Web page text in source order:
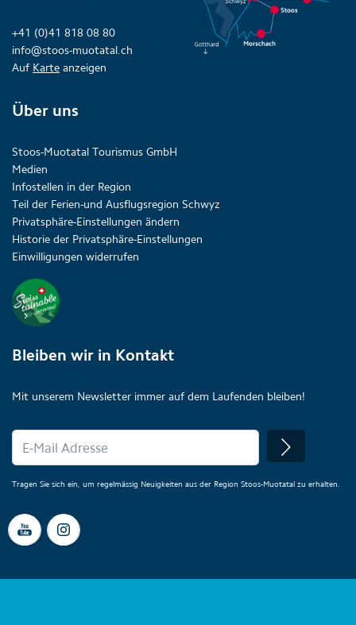
+41 (0)41 818 08 80
info@stoos-muotatal.ch
Auf Karte anzeigen
Über uns
Stoos-Muotatal Tourismus GmbH
Medien
Infostellen in der Region
Teil der Ferien-und Ausflugsregion Schwyz
Privatsphäre-Einstellungen ändern
Historie der Privatsphäre-Einstellungen
Einwilligungen widerrufen
Bleiben wir in Kontakt
Mit unserem Newsletter immer auf dem Laufenden bleiben!
Tragen Sie sich ein, um regelmässig Neuigkeiten aus der Region Stoos-Muotatal zu erhalten.